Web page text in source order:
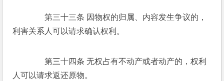
第三十三条 因物权的归属、内容发生争议的，
利害关系人可以请求确认权利。
第三十四条 无权占有不动产或者动产的，权利
人可以请求返还原物。